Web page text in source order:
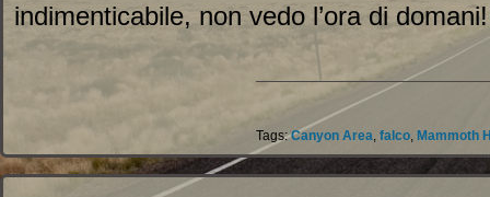
indimenticabile, non vedo l’ora di domani!
Tags:Canyon Area, falco, Mammoth